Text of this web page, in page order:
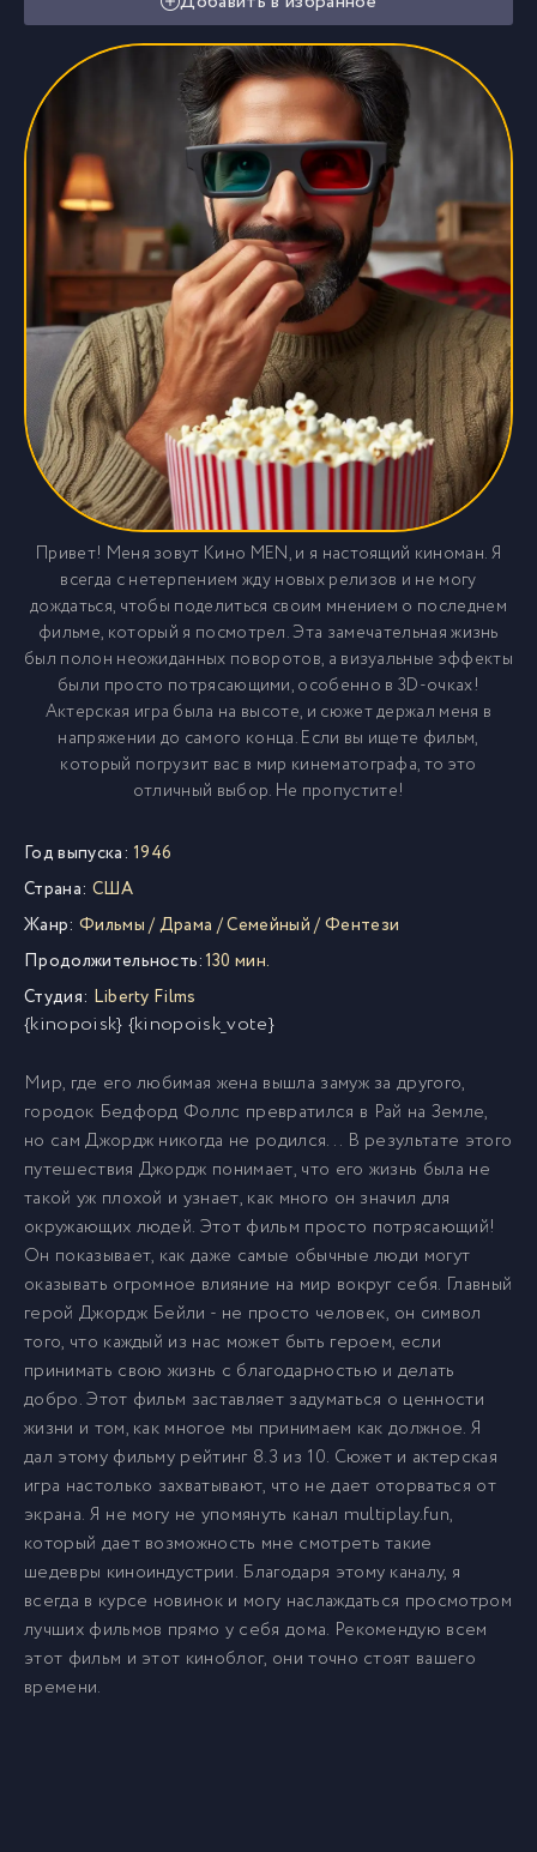
Привет! Меня зовут Кино MEN, и я настоящий киноман. Я
всегда с нетерпением жду новых релизов и не могу
дождаться, чтобы поделиться своим мнением о последнем
фильме, который я посмотрел. Эта замечательная жизнь
был полон неожиданных поворотов, а визуальные эффекты
были просто потрясающими, особенно в 3D-очках!
Актерская игра была на высоте, и сюжет держал меня в
напряжении до самого конца. Если вы ищете фильм,
который погрузит вас в мир кинематографа, то это
отличный выбор. Не пропустите!
Год выпуска: 1946
Страна: США
Жанр: Фильмы/Драма /Семейный/Фентези
Продолжительность:130 мин.
Студия: Liberty Films
{kinopoisk} {kinopoisk_vote}
Мир, где его любимая жена вышла замуж за другого,
городок Бедфорд Фоллс превратился в Рай на Земле,
но сам Джордж никогда не родился... В результате этого
путешествия Джордж понимает, что его жизнь была не
такой уж плохой и узнает, как много он значил для
окружающих людей. Этот фильм просто потрясающий!
Он показывает, как даже самые обычные люди могут
оказывать огромное влияние на мир вокруг себя. Главный
герой Джордж Бейли - не просто человек, он символ
того, что каждый из нас может быть героем, если
принимать свою жизнь с благодарностью и делать
добро. Этот фильм заставляет задуматься о ценности
жизни и том, как многое мы принимаем как должное. Я
дал этому фильму рейтинг 8.3 из 10. Сюжет и актерская
игра настолько захватывают, что не дает оторваться от
экрана. Я не могу не упомянуть канал multiplay.fun,
который дает возможность мне смотреть такие
шедевры киноиндустрии. Благодаря этому каналу, я
всегда в курсе новинок и могу наслаждаться просмотром
лучших фильмов прямо у себя дома. Рекомендую всем
этот фильм и этот киноблог, они точно стоят вашего
времени.